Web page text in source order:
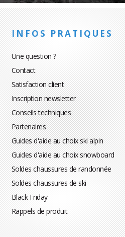
INFOS PRATIQUES
Une question ?
Contact
Satisfaction client
Inscription newsletter
Conseils techniques
Partenaires
Guides d'aide au choix ski alpin
Guides d'aide au choix snowboard
Soldes chaussures de randonnée
Soldes chaussures de ski
Black Friday
Rappels de produit